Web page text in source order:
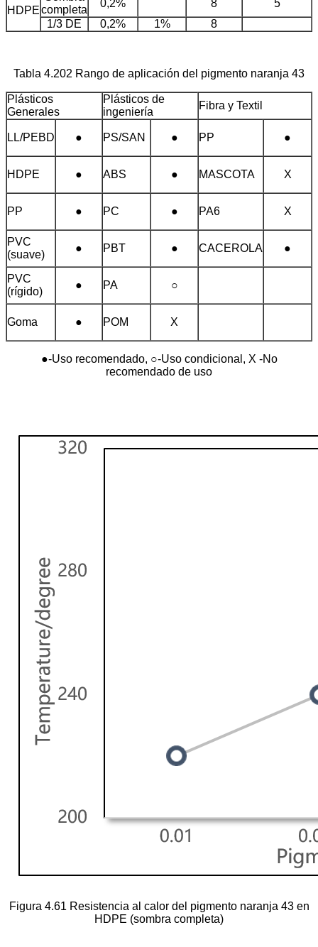
HDPEcompleta
0,2% 8
5
1/3 DE
0,2% 1% 8
Tabla 4.202 Rango de aplicación del pigmento naranja 43
Plásticos
Generales
Plásticos de
ingeniería
Fibra y Textil
LL/PEBD ● PS/SAN ● PP ●
HDPE ● ABS ● MASCOTA X
PP ● PC ● PA6 X
PVC
(suave)
● PBT ● CACEROLA ●
PVC
(rígido)
● PA ○
Goma ● POM X
●-Uso recomendado, ○-Uso condicional, X -No
recomendado de uso
Figura 4.61 Resistencia al calor del pigmento naranja 43 en
HDPE (sombra completa)